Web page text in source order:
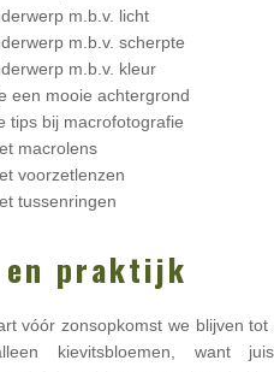
m.b.v. licht
m.b.v. scherpte
m.b.v. kleur
een mooie achtergrond
tips bij macrofotografie
macrolens
voorzetlenzen
tussenringen
en praktijk
vóór zonsopkomst we blijven
kievitsbloemen, want